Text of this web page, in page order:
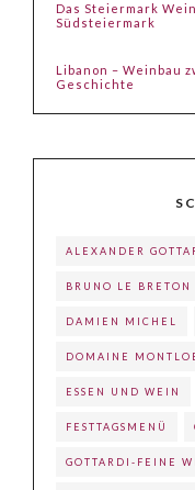
Das Steiermark
Südsteiermark
Libanon – Weinbau
Geschichte
ALEXANDER
BRUNO LE BRETON
DAMIEN MICHEL
DOMAINE
ESSEN UND WEIN
FESTTAGSMENÜ
GOTTARDI-FEINE